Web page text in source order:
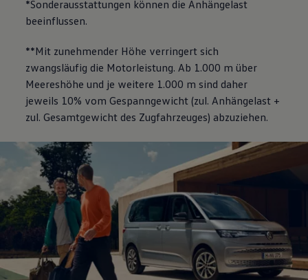
*Sonderausstattungen können die Anhängelast
beeinflussen.
**Mit zunehmender Höhe verringert sich
zwangsläufig die Motorleistung. Ab 1.000 m über
Meereshöhe und je weitere 1.000 m sind daher
jeweils 10% vom Gespanngewicht (zul. Anhängelast +
zul. Gesamtgewicht des Zugfahrzeuges) abzuziehen.